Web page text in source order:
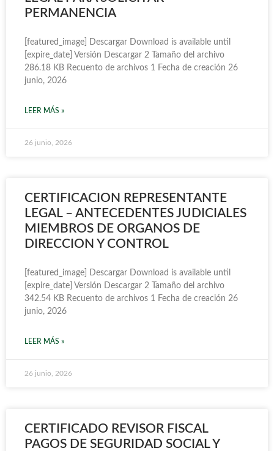
PERMANENCIA
[featured_image] Descargar Download is available until
[expire_date] Versión Descargar 2 Tamaño del archivo
286.18 KB Recuento de archivos 1 Fecha de creación 26
junio, 2026
LEER MÁS »
26 junio, 2026
CERTIFICACION REPRESENTANTE
LEGAL – ANTECEDENTES JUDICIALES
MIEMBROS DE ORGANOS DE
DIRECCION Y CONTROL
[featured_image] Descargar Download is available until
[expire_date] Versión Descargar 2 Tamaño del archivo
342.54 KB Recuento de archivos 1 Fecha de creación 26
junio, 2026
LEER MÁS »
26 junio, 2026
CERTIFICADO REVISOR FISCAL
PAGOS DE SEGURIDAD SOCIAL Y